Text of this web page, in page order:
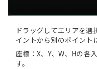
ドラッグしてエリアを
イントから別のポイント
座標：X、Y、W、Hの各
す。